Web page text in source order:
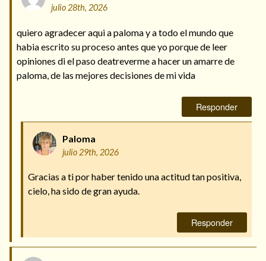
julio 28th, 2026
quiero agradecer aqui a paloma y a todo el mundo que
habia escrito su proceso antes que yo porque de leer
opiniones di el paso deatreverme a hacer un amarre de
paloma, de las mejores decisiones de mi vida
Responder
Paloma
julio 29th, 2026
Gracias a ti por haber tenido una actitud tan positiva,
cielo, ha sido de gran ayuda.
Responder